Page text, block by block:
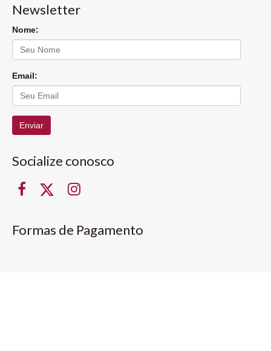
Newsletter
Nome:
Email:
Enviar
Socialize conosco
Formas de Pagamento